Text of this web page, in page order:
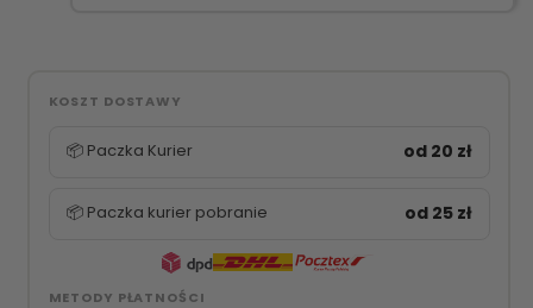
KOSZT DOSTAWY
📦 Paczka Kurier od 20 zł
📦 Paczka kurier pobranie od 25 zł
METODY PŁATNOŚCI